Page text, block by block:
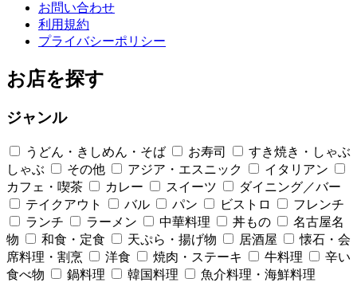
お問い合わせ
利用規約
プライバシーポリシー
お店を探す
ジャンル
うどん・きしめん・そば お寿司
すき焼き・しゃぶ
しゃぶ
その他 アジア・エスニック
イタリアン
カフェ・喫茶
カレー スイーツ
ダイニング／バー
テイクアウト
バル パン ビストロ
フレンチ
ランチ
ラーメン 中華料理 丼もの
名古屋名
物
和食・定食 天ぷら・揚げ物 居酒屋
懐石・会
席料理・割烹
洋食 焼肉・ステーキ 牛料理
辛い
食べ物
鍋料理 韓国料理 魚介料理・海鮮料理